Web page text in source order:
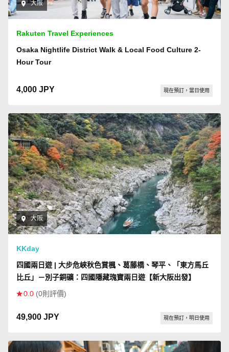
大阪
Rakuten Travel Experiences
Osaka Nightlife District Walk & Local Food Culture 2-
Hour Tour
4,000 JPY 現在預訂，當日使用
大阪
KKday
四國兩日遊 | 大步危峽秋色賞楓、葛藤橋、琴平、「東方馬丘
比丘」－別子銅礦：四國隱藏瑰寶兩日遊【新大阪出發】
0.0 (0則評價)
49,900 JPY 現在預訂，明日使用